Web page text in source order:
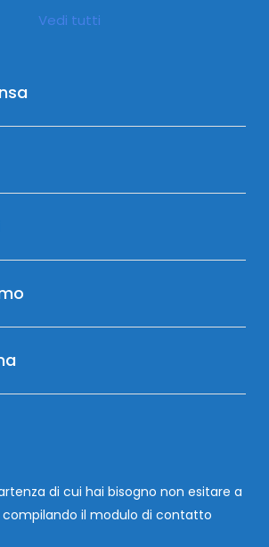
Vedi tutti
di cui hai bisogno non esitare a
il modulo di contatto